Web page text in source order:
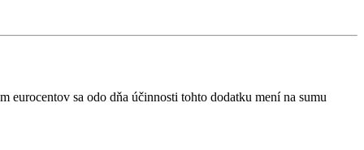
eurocentov sa odo dňa účinnosti tohto dodatku mení na sumu